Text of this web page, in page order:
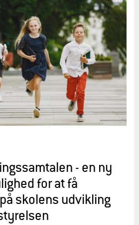
- en ny
for at få
skolens udvikling